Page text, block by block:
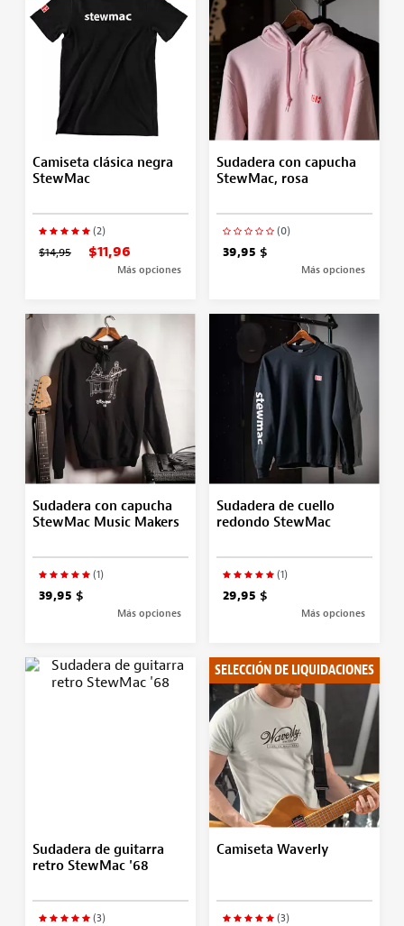
Camiseta clásica negra
StewMac
(2)
$14,95 $11,96
Más opciones
Sudadera con capucha
StewMac, rosa
(0)
39,95 $
Más opciones
Sudadera con capucha
StewMac Music Makers
(1)
39,95 $
Más opciones
Sudadera de cuello
redondo StewMac
(1)
29,95 $
Más opciones
Sudadera de guitarra
retro StewMac '68
(3)
SELECCIÓN DE LIQUIDACIONES
Camiseta Waverly
(3)